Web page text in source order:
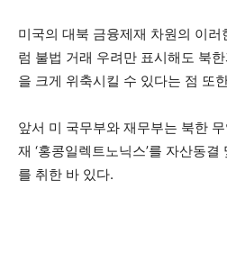
미국의 대북 금융제재 차원의 이
럼 불법 거래 우려만 표시해도 북
을 크게 위축시킬 수 있다는 점 또
앞서 미 국무부와 재무부는 북한 무
재 ‘홍콩일렉트노닉스’를 자산동
를 취한 바 있다.